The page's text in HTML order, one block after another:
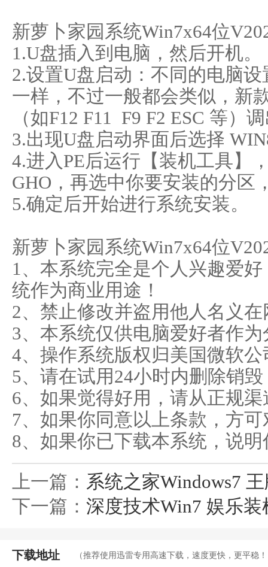
新萝卜家园系统Win7x64位
1.U盘插入到电脑，然后开机。
2.设置U盘启动：不同的电脑
一样，不过一般都会类似，新
（如F12 F11 F9 F2 ESC 等）
3.出现U盘启动界面后选择
4.进入PE后运行【装机工具】
GHO，再选中你要安装的分区
5.确定后开始进行系统安装。
新萝卜家园系统Win7x64位
1、本系统完全是个人兴趣爱
统作为商业用途！
2、禁止修改并盗用他人名义
3、本系统仅供电脑爱好者作
4、操作系统版权归美国微软
5、请在试用24小时内删除销毁
6、如果觉得好用，请从正规
7、如果你同意以上条款，方
8、如果你已下载本系统，说
上一篇： 系统之家Windows7
下一篇： 深度技术Win7 娱乐装
下载地址 （推荐使用迅雷专用高速下载，速度更快，更平稳